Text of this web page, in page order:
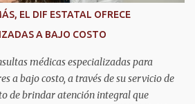
EL DIF ESTATAL OFRECE
A BAJO COSTO
médicas especializadas para
a bajo costo, a través de su servicio de
de brindar atención integral que